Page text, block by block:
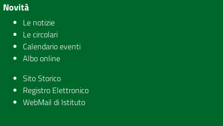
Novità
Le notizie
Le circolari
Calendario eventi
Albo online
Sito Storico
Registro Elettronico
WebMail di Istituto